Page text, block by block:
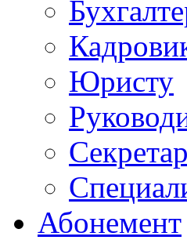
Юристу
Абонемент